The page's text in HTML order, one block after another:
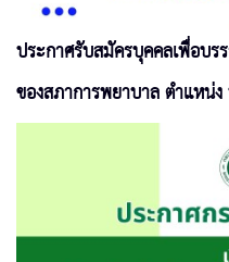
ประกาศรับสมัครบุคคลเพื่อบร
ของสภาการพยาบาล ตำแหน่